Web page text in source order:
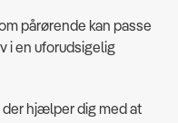
pårørende kan passe
i en uforudsigelig
der hjælper dig med at